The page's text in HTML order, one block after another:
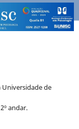
Universidade de
andar.